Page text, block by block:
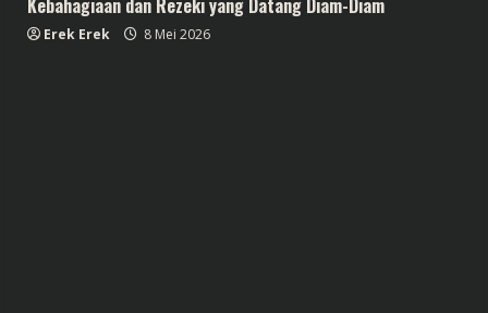
Erek Erek 8 Mei 2026